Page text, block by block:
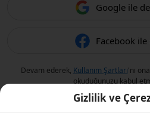
Google ile
Facebook
Devam ederek, Kullanım Şartları'nı
okuduğunuzu kabul
Gizlilik ve